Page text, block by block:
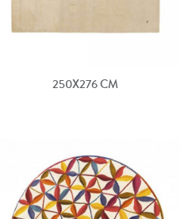
250X276 CM